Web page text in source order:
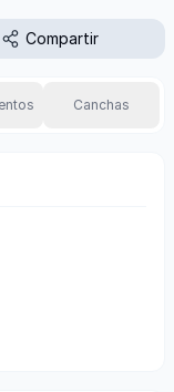
Compartir
Canchas